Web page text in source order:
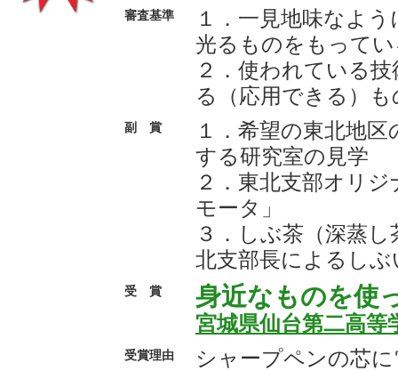
審査基準
１．一見地味なよ
光るものをもって
２．使われている
る（応用できる）
副 賞
１．希望の東北地
する研究室の見学
２．東北支部オリ
モータ」
３．しぶ茶（深蒸
北支部長によるし
受 賞 身近なものを使
宮城県仙台第二高等
受賞理由
シャープペンの芯